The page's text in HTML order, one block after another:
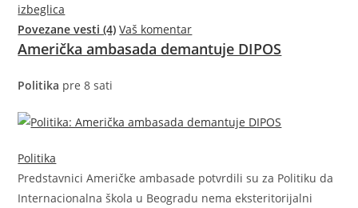
izbeglica
Povezane vesti (4) Vaš komentar
Američka ambasada demantuje DIPOS
Politika pre 8 sati
Politika
Predstavnici Američke ambasade potvrdili su za Politiku da
Internacionalna škola u Beogradu nema eksteritorijalni